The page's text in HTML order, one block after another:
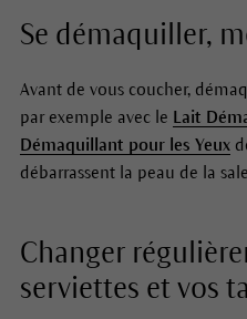
Se démaquiller,
Avant de vous coucher,
par exemple avec le Lait
Démaquillant pour les Yeux
débarrassent la peau de la
Changer
serviettes et vos